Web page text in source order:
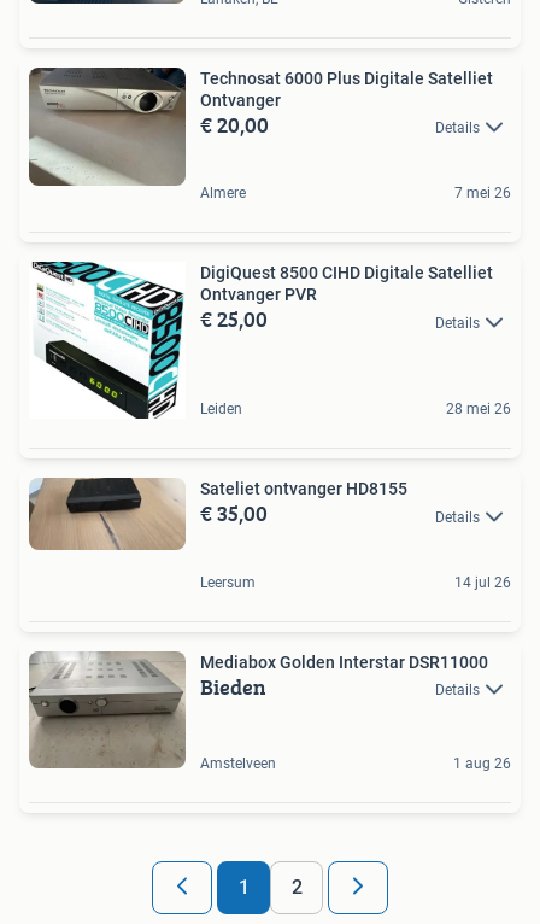
Technosat 6000 Plus Digitale Satelliet
Ontvanger
€ 20,00 Details
Almere 7 mei 26
DigiQuest 8500 CIHD Digitale Satelliet
Ontvanger PVR
€ 25,00 Details
Leiden 28 mei 26
Sateliet ontvanger HD8155
€ 35,00 Details
Leersum 14 jul 26
Mediabox Golden Interstar DSR11000
Bieden Details
Amstelveen 1 aug 26
1 2